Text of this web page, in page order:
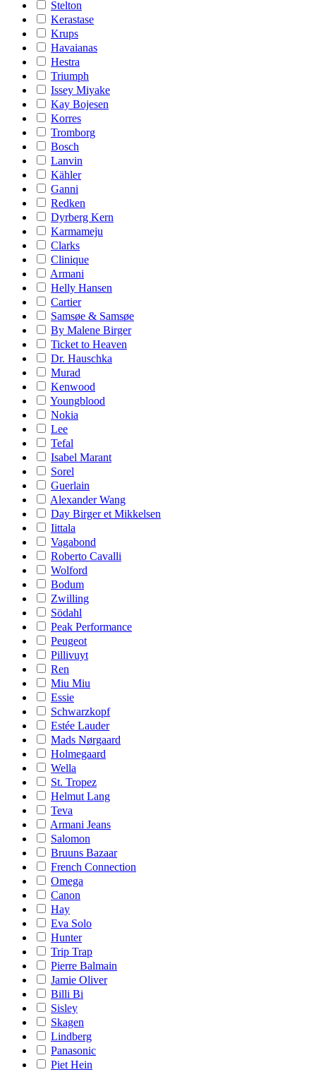
Stelton
Kerastase
Krups
Havaianas
Hestra
Triumph
Issey Miyake
Kay Bojesen
Korres
Tromborg
Bosch
Lanvin
Kähler
Ganni
Redken
Dyrberg Kern
Karmameju
Clarks
Clinique
Armani
Helly Hansen
Cartier
Samsøe & Samsøe
By Malene Birger
Ticket to Heaven
Dr. Hauschka
Murad
Kenwood
Youngblood
Nokia
Lee
Tefal
Isabel Marant
Sorel
Guerlain
Alexander Wang
Day Birger et Mikkelsen
Iittala
Vagabond
Roberto Cavalli
Wolford
Bodum
Zwilling
Södahl
Peak Performance
Peugeot
Pillivuyt
Ren
Miu Miu
Essie
Schwarzkopf
Estée Lauder
Mads Nørgaard
Holmegaard
Wella
St. Tropez
Helmut Lang
Teva
Armani Jeans
Salomon
Bruuns Bazaar
French Connection
Omega
Canon
Hay
Eva Solo
Hunter
Trip Trap
Pierre Balmain
Jamie Oliver
Billi Bi
Sisley
Skagen
Lindberg
Panasonic
Piet Hein